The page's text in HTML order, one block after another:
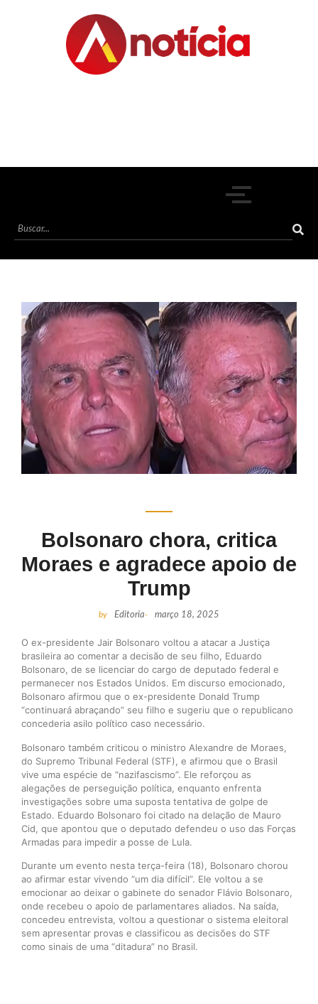
Bolsonaro chora, critica
Moraes e agradece apoio de
Trump
by Editoria- março 18, 2025
O ex-presidente Jair Bolsonaro voltou a atacar a Justiça
brasileira ao comentar a decisão de seu filho, Eduardo
Bolsonaro, de se licenciar do cargo de deputado federal e
permanecer nos Estados Unidos. Em discurso emocionado,
Bolsonaro afirmou que o ex-presidente Donald Trump
“continuará abraçando” seu filho e sugeriu que o republicano
concederia asilo político caso necessário.
Bolsonaro também criticou o ministro Alexandre de Moraes,
do Supremo Tribunal Federal (STF), e afirmou que o Brasil
vive uma espécie de “nazifascismo”. Ele reforçou as
alegações de perseguição política, enquanto enfrenta
investigações sobre uma suposta tentativa de golpe de
Estado. Eduardo Bolsonaro foi citado na delação de Mauro
Cid, que apontou que o deputado defendeu o uso das Forças
Armadas para impedir a posse de Lula.
Durante um evento nesta terça-feira (18), Bolsonaro chorou
ao afirmar estar vivendo “um dia difícil”. Ele voltou a se
emocionar ao deixar o gabinete do senador Flávio Bolsonaro,
onde recebeu o apoio de parlamentares aliados. Na saída,
concedeu entrevista, voltou a questionar o sistema eleitoral
sem apresentar provas e classificou as decisões do STF
como sinais de uma “ditadura” no Brasil.